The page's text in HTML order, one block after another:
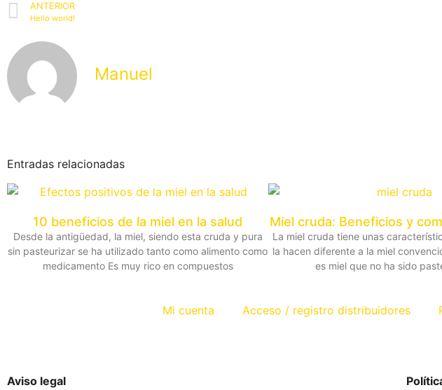
ANTERIOR
Hello world!
Manuel
Entradas relacionadas
10 beneficios de la miel en la salud
Desde la antigüedad, la miel, siendo esta cruda y pura
sin pasteurizar se ha utilizado tanto como alimento como
medicamento Es muy rico en compuestos
Miel cruda: Beneficios y
La miel cruda tiene unas
la hacen diferente a la miel
es miel que no ha sido
Mi cuenta Acceso / registro distribuidores
Aviso legal